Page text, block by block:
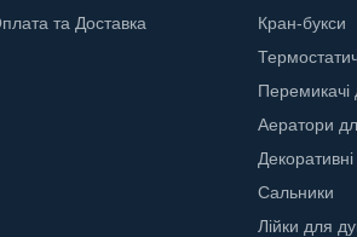
та Доставка
Кран-букси
Перемикачі
Аератори
Сальники
Лійки для